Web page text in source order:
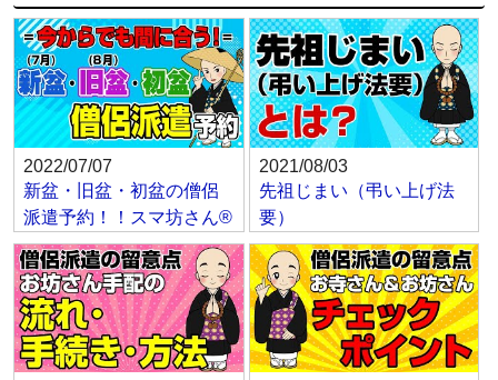
2022/07/07
新盆・旧盆・初盆の僧侶
派遣予約！！スマ坊さん®
2021/08/03
先祖じまい（弔い上げ法
要）